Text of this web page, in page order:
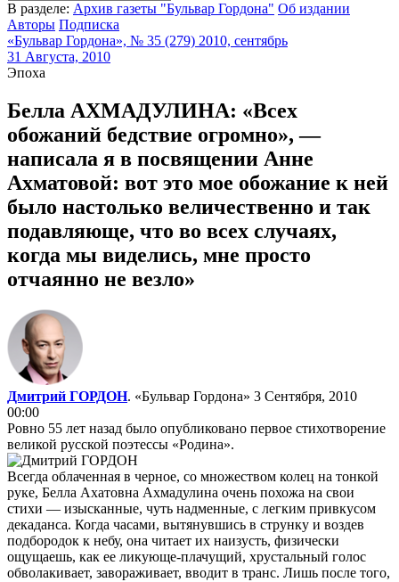
В разделе: Архив газеты "Бульвар Гордона" Об издании
Авторы Подписка
«Бульвар Гордона», № 35 (279) 2010, сентябрь
31 Августа, 2010
Эпоха
Белла АХМАДУЛИНА: «Всех
обожаний бедствие огромно», —
написала я в посвящении Анне
Ахматовой: вот это мое обожание к ней
было настолько величественно и так
подавляюще, что во всех случаях,
когда мы виделись, мне просто
отчаянно не везло»
Дмитрий ГОРДОН. «Бульвар Гордона» 3 Сентября, 2010
00:00
Ровно 55 лет назад было опубликовано первое стихотворение
великой русской поэтессы «Родина».
Всегда облаченная в черное, со множеством колец на тонкой
руке, Белла Ахатовна Ахмадулина очень похожа на свои
стихи — изысканные, чуть надменные, с легким привкусом
декаданса. Когда часами, вытянувшись в струнку и воздев
подбородок к небу, она читает их наизусть, физически
ощущаешь, как ее ликующе-плачущий, хрустальный голос
обволакивает, завораживает, вводит в транс. Лишь после того,